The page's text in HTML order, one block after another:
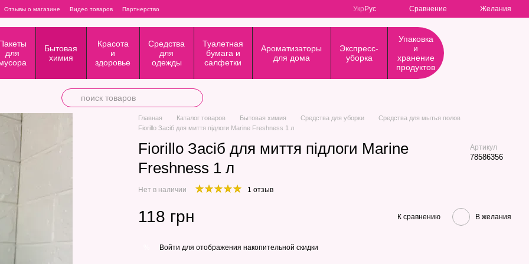
Отзывы о магазине Видео товаров Партнерство Укр Рус Сравнение Желания
для
Бытовая
химия
Красота
и
здоровье
Средства
для
одежды
Туалетная
бумага и
салфетки
Ароматизаторы
для дома
Экспресс-
уборка
Упаковка
и
хранение
продуктов
Главная Каталог товаров Бытовая химия Средства для уборки
Средства для мытья полов
Fiorillo Засіб для миття підлоги Marine Freshness 1 л
Fiorillo Засіб для миття підлоги Marine
Freshness 1 л
Артикул
78586356
Нет в наличии 1 отзыв
118 грн К сравнению В желания
Войти для отображения накопительной скидки